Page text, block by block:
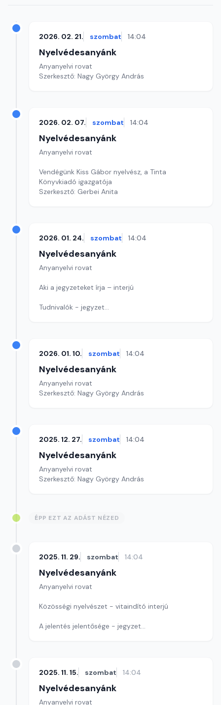
2026. 02. 21. szombat 14:04
Nyelvédesanyánk
Anyanyelvi rovat
Szerkesztő: Nagy György András
2026. 02. 07. szombat 14:04
Nyelvédesanyánk
Anyanyelvi rovat
Vendégünk Kiss Gábor nyelvész, a Tinta
Könyvkiadó igazgatója
Szerkesztő: Gerbei Anita
2026. 01. 24. szombat 14:04
Nyelvédesanyánk
Anyanyelvi rovat
Aki a jegyzeteket írja – interjú
Tudnivalók - jegyzet
2026. 01. 10.
szombat 14:04
Nyelvédesanyánk
Anyanyelvi rovat
Szerkesztő: Nagy György András
2025. 12. 27. szombat 14:04
Nyelvédesanyánk
Anyanyelvi rovat
Szerkesztő: Nagy György András
ÉPP EZT AZ ADÁST NÉZED
2025. 11. 29. szombat 14:04
Nyelvédesanyánk
Anyanyelvi rovat
Közösségi nyelvészet - vitaindító interjú
A jelentés jelentősége - jegyzet
2025. 11. 15. szombat 14:04
Nyelvédesanyánk
Anyanyelvi rovat